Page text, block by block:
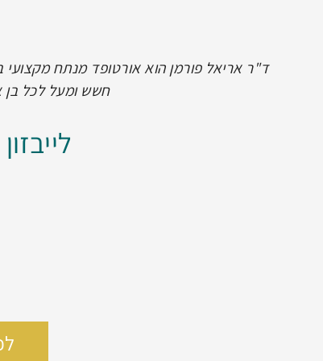
מדובר בניתוח החלפת הירך השני שלי! אחרי
כדי לבצע גם את השני , שעבר גם הוא
עבודה מכל הלב אין מילים שיכולות לתאר את
באדם מסור ואכפתי ידיים של זהב